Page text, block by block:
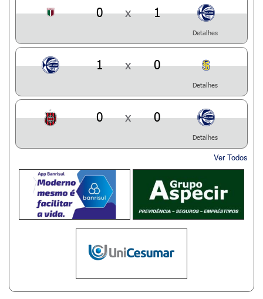
0 x 1
Detalhes
1 x 0
Detalhes
0 x 0
Detalhes
Ver Todos